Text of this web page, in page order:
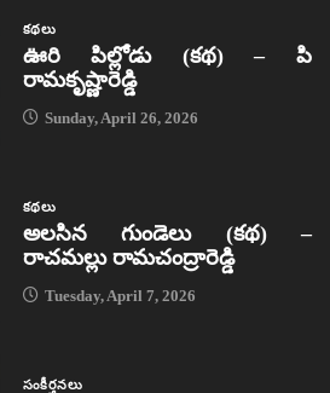
కథలు
ఊరి పిల్లోడు (కథ) – పి
రామకృష్ణారెడ్డి
Sunday, April 26, 2026
కథలు
అలసిన గుండెలు (కథ) –
రాచమల్లు రామచంద్రారెడ్డి
Tuesday, April 7, 2026
సంకీర్తనలు